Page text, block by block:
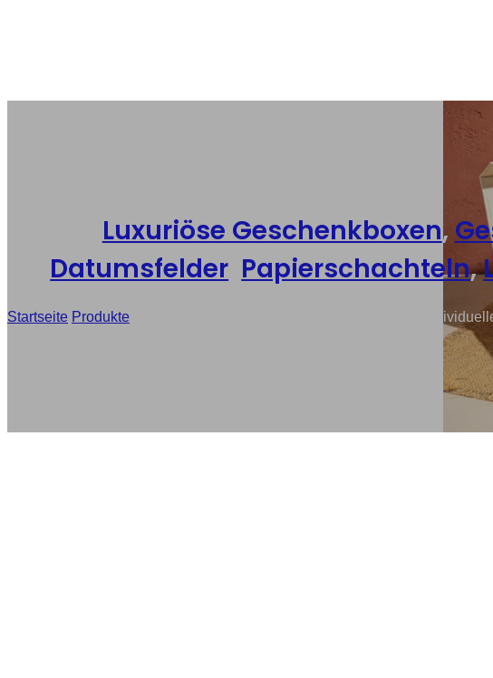
Luxuriöse Geschenkboxen,
Datumsfelder Papierschachteln,
Startseite Produkte
Hochwertige Geschenkboxen aus Papier mit